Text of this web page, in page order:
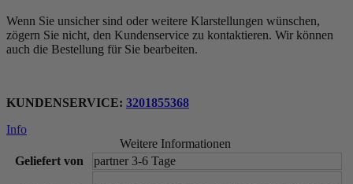
Wenn Sie unsicher sind oder weitere Klarstellungen wünschen,
zögern Sie nicht, den Kundenservice zu kontaktieren. Wir können
auch die Bestellung für Sie bearbeiten.
KUNDENSERVICE: 3201855368
Info
Weitere Informationen
Geliefert von
partner 3-6 Tage